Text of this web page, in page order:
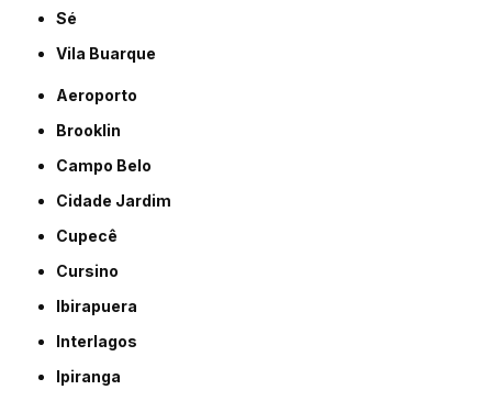
Sé
Vila Buarque
Aeroporto
Brooklin
Campo Belo
Cidade Jardim
Cupecê
Cursino
Ibirapuera
Interlagos
Ipiranga